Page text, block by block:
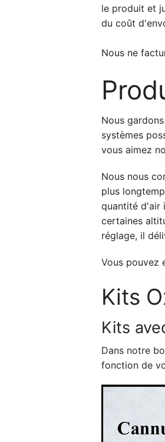
le produit et
du coût
Nous ne
Nous
systèmes
vous aimez
Nous nous
plus
quantité d'air
certaines
réglage, il
Vous pouvez
Kits
Kits
Dans notre
fonction de